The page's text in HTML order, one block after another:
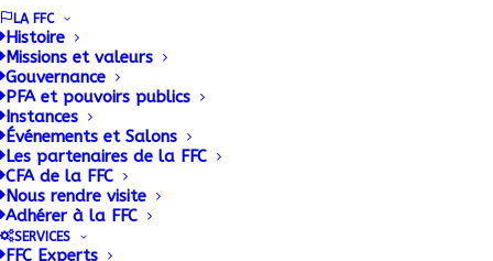
LA FFC
Histoire
Missions et valeurs
Gouvernance
PFA et pouvoirs publics
Instances
Événements et Salons
Les partenaires de la FFC
CFA de la FFC
Nous rendre visite
Adhérer à la FFC
SERVICES
FFC Experts
Réunion stratégique
annuelle de
L’Association Réseau
Débosselage Français